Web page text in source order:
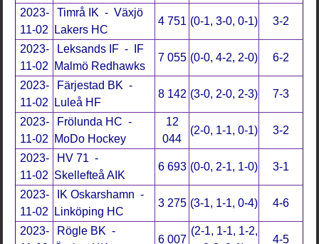
2023-
11-02
Timrå IK - Växjö
Lakers HC
4 751 (0-1, 3-0, 0-1) 3-2
2023-
11-02
Leksands IF - IF
Malmö Redhawks
7 055 (0-0, 4-2, 2-0) 6-2
2023-
11-02
Färjestad BK -
Luleå HF
8 142 (3-0, 2-0, 2-3) 7-3
2023-
11-02
Frölunda HC -
MoDo Hockey
12
044
(2-0, 1-1, 0-1) 3-2
2023-
11-02
HV 71 -
Skellefteå AIK
6 693 (0-0, 2-1, 1-0) 3-1
2023-
11-02
IK Oskarshamn -
Linköping HC
3 275 (3-1, 1-1, 0-4) 4-6
2023-
Rögle BK -
6 007
(2-1, 1-1, 1-2,
4-5